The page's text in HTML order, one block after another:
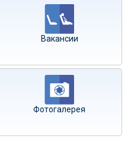
Вакансии
Фотогалерея